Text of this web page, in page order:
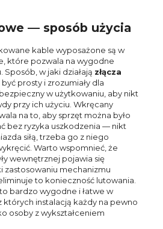
— sposób użycia
kable wyposażone są w
które pozwala na wygodne
w jaki działają złącza
prosty i zrozumiały dla
w użytkowaniu, aby nikt
przy ich użyciu. Wkręcany
na to, aby sprzęt można było
bez ryzyka uszkodzenia — nikt
siłą, trzeba go z niego
Warto wspomnieć, że
wewnętrznej pojawia się
zastosowaniu mechanizmu
to konieczność lutowania.
bardzo wygodne i łatwe w
których instalacją każdy na pewno
osoby z wykształceniem